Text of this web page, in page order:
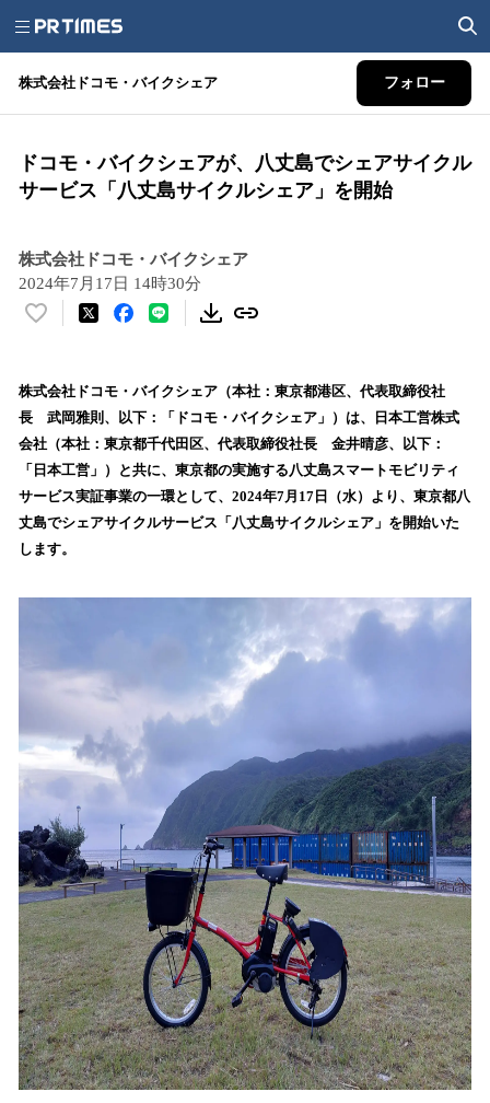
株式会社ドコモ・バイクシェア フォロー
ドコモ・バイクシェアが、八丈島でシェアサイクル
サービス「八丈島サイクルシェア」を開始
株式会社ドコモ・バイクシェア
2024年7月17日 14時30分
い
！
数
を
読
込
み
中
す
株式会社ドコモ・バイクシェア（本社：東京都港区、代表取締役社
長 武岡雅則、以下：「ドコモ・バイクシェア」）は、日本工営株式
会社（本社：東京都千代田区、代表取締役社長 金井晴彦、以下：
「日本工営」）と共に、東京都の実施する八丈島スマートモビリティ
サービス実証事業の一環として、2024年7月17日（水）より、東京都八
丈島でシェアサイクルサービス「八丈島サイクルシェア」を開始いた
します。